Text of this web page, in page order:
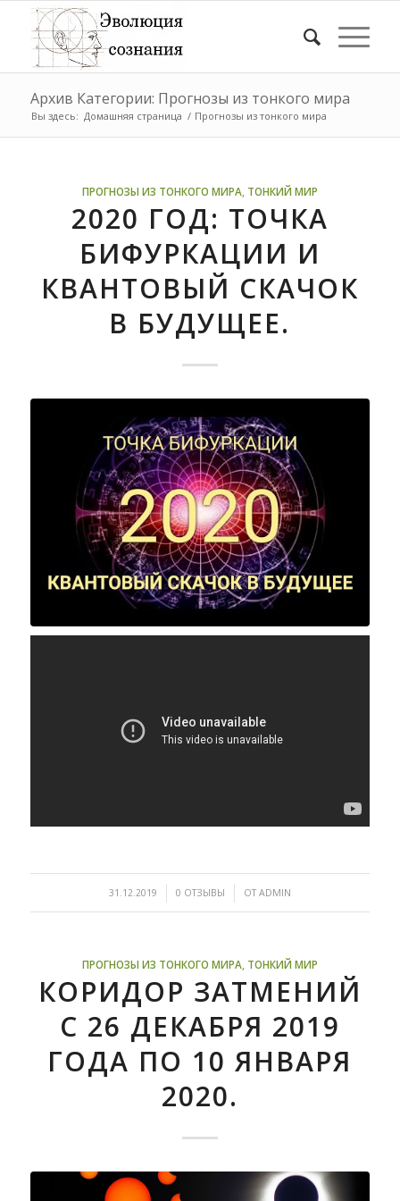
Архив Категории: Прогнозы из тонкого мира
Вы здесь: Домашняя страница / Прогнозы из тонкого мира
ПРОГНОЗЫ ИЗ ТОНКОГО МИРА, ТОНКИЙ МИР
2020 ГОД: ТОЧКА
БИФУРКАЦИИ И
КВАНТОВЫЙ СКАЧОК
В БУДУЩЕЕ.
31.12.2019
/ 0 ОТЗЫВЫ
/ ОТADMIN
ПРОГНОЗЫ ИЗ ТОНКОГО МИРА, ТОНКИЙ МИР
КОРИДОР ЗАТМЕНИЙ
С 26 ДЕКАБРЯ 2019
ГОДА ПО 10 ЯНВАРЯ
2020.